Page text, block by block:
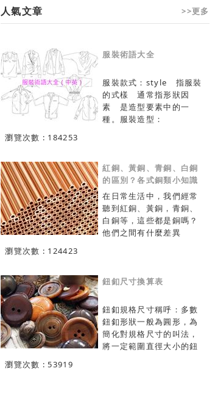
人氣文章 >>更多
服裝術語大全
服裝款式：style 指服裝
的式樣 通常指形狀因
素 是造型要素中的一
種。服裝造型：
silhouette 即服裝的逆
光剪影效果。款式設計
圖：design drawing 指
體現服裝款式造型的平面
圖。服裝效果圖：effect
drawing 指表現人體在
即用曲 直 斜 弧線等
剪方法的圖。服裝結構
線：structure line 指
在服裝圖樣上 表示服裝
部件裁剪 縫紉結構變化
瀏覽次數 : 184253
紅銅、黃銅、青銅、白銅
的區別？各式銅類小知識
在日常生活中，我們經常
聽到紅銅、黃銅，青銅、
白銅等，這些都是銅嗎？
他們之間有什麼差異
好，易於熱壓和冷壓力加
電纜、電刷、電火花專用
電蝕銅等要求導電性良好
的產品。 高品質紅銅純度
高，組織細密，含氧量極
瀏覽次數 : 124423
鈕釦尺寸換算表
鈕釦規格尺寸稱呼：多數
鈕釦形狀一般為圓形，為
簡化對規格尺寸的叫法，
將一定範圍直徑大小的鈕
瀏覽次數 : 53919